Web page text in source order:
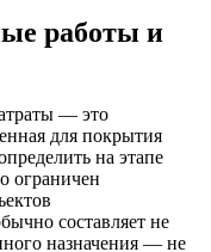
работы и
— это
для покрытия
на этапе
ограничен
составляет не
назначения — не